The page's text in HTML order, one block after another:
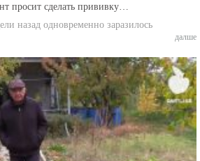
просит сделать прививку…
назад одновременно заразилось
далше